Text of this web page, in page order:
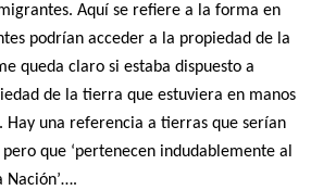
Aquí se refiere a la forma en
podrían acceder a la propiedad de la
queda claro si estaba dispuesto a
de la tierra que estuviera en manos
Hay una referencia a tierras que serían
que ‘pertenecen indudablemente al
Nación’….